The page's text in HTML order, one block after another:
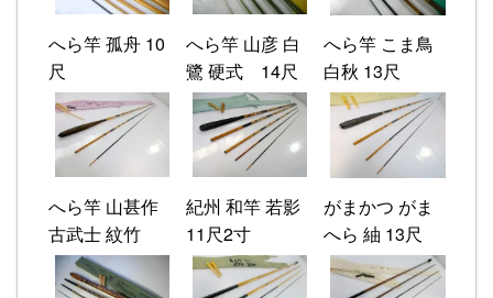
へら竿 孤舟 10
尺
へら竿 山彦 白
鷺 硬式 14尺
へら竿 こま鳥
白秋 13尺
へら竿 山甚作
古武士 紋竹
紀州 和竿 若影
11尺2寸
がまかつ がま
へら 紬 13尺